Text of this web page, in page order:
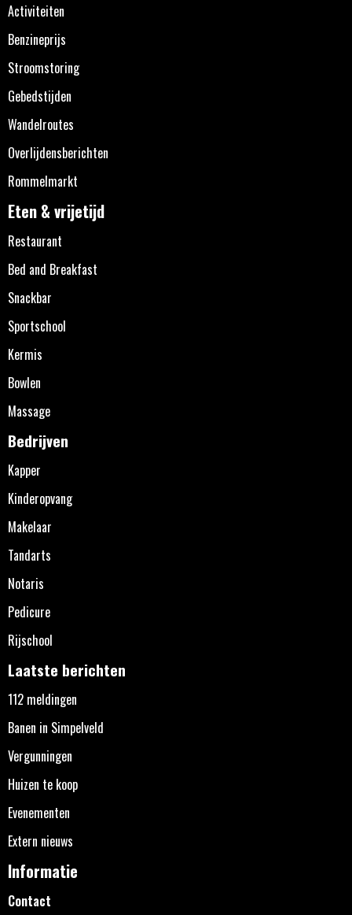
Activiteiten
Benzineprijs
Stroomstoring
Gebedstijden
Wandelroutes
Overlijdensberichten
Rommelmarkt
Eten & vrijetijd
Restaurant
Bed and Breakfast
Snackbar
Sportschool
Kermis
Bowlen
Massage
Bedrijven
Kapper
Kinderopvang
Makelaar
Tandarts
Notaris
Pedicure
Rijschool
Laatste berichten
112 meldingen
Banen in Simpelveld
Vergunningen
Huizen te koop
Evenementen
Extern nieuws
Informatie
Contact